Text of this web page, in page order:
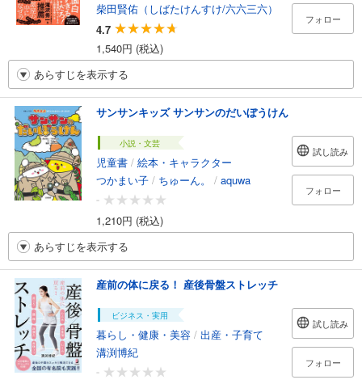
柴田賢佑（しばたけんすけ/六六三六）
4.7
1,540円 (税込)
フォロー
あらすじを表示する
サンサンキッズ サンサンのだいぼうけん
小説・文芸
児童書 / 絵本・キャラクター
つかまい子 / ちゅーん。 / aquwa
-
1,210円 (税込)
試し読み
フォロー
あらすじを表示する
産前の体に戻る！ 産後骨盤ストレッチ
ビジネス・実用
暮らし・健康・美容 / 出産・子育て
溝渕博紀
-
試し読み
フォロー